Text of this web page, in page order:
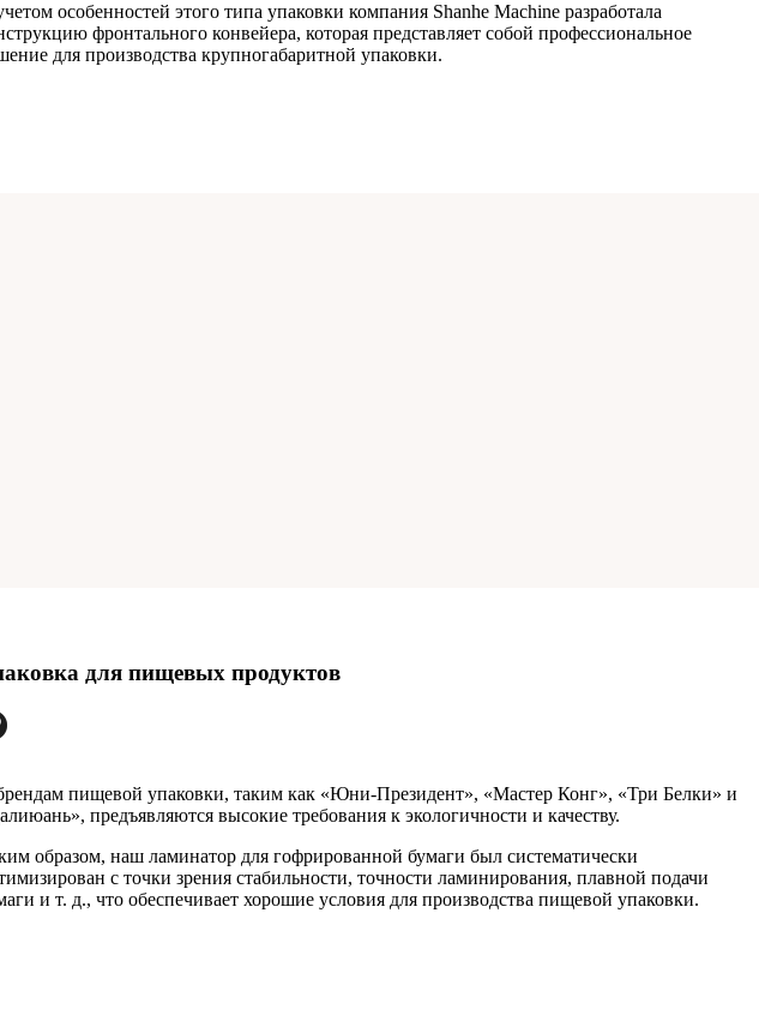
особенностей этого типа упаковки компания Shanhe Machine разработала
фронтального конвейера, которая представляет собой профессиональное
для производства крупногабаритной упаковки.
для пищевых продуктов
пищевой упаковки, таким как «Юни-Президент», «Мастер Конг», «Три Белки» и
предъявляются высокие требования к экологичности и качеству.
образом, наш ламинатор для гофрированной бумаги был систематически
с точки зрения стабильности, точности ламинирования, плавной подачи
и т. д., что обеспечивает хорошие условия для производства пищевой упаковки.